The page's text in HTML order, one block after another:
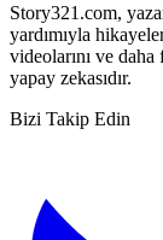
Story321.com,
yardımıyla
videolarını ve
yapay zekasıdır.
Bizi Takip Edin